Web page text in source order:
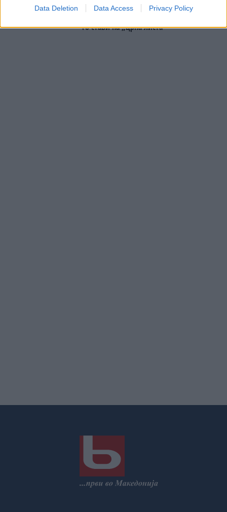
Data Deletion Data Access Privacy Policy
Скопје
Руи Коста е заглавен во
го стави на „црна листа“